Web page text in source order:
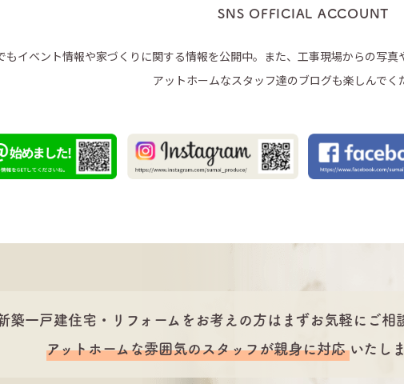
SNS OFFICIAL ACCOUNT
もイベント情報や家づくりに関する情報を公開中。また、工事現場からの写真
アットホームなスタッフ達のブログも楽しんでく
築一戸建住宅・リフォームをお考えの方は まずお気軽にご相
アットホームな雰囲気のスタッフが親身に対応いたしま